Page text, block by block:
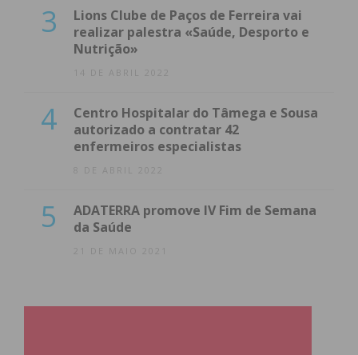
3
Lions Clube de Paços de Ferreira vai
realizar palestra «Saúde, Desporto e
Nutrição»
14 DE ABRIL 2022
4
Centro Hospitalar do Tâmega e Sousa
autorizado a contratar 42
enfermeiros especialistas
8 DE ABRIL 2022
5
ADATERRA promove IV Fim de Semana
da Saúde
21 DE MAIO 2021